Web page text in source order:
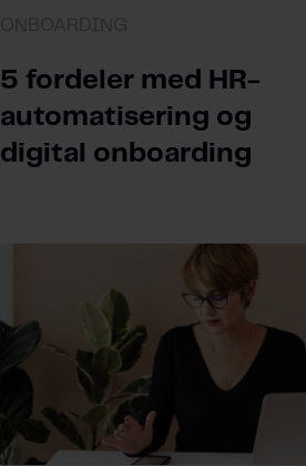
5 fordeler med HR-
automatisering og
digital onboarding